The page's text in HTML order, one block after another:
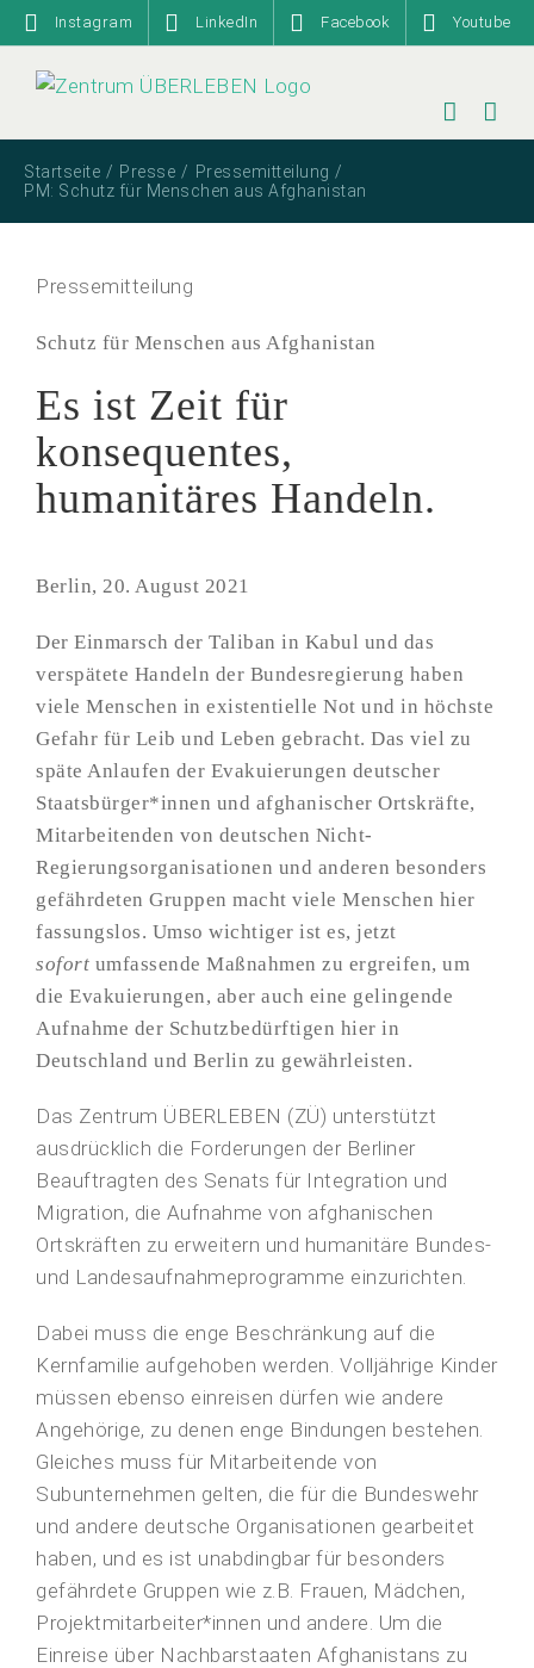
Zum
Inhalt
springen
Instagram LinkedIn Facebook Youtube
Startseite Presse
Pressemitteilung
PM: Schutz für Menschen aus Afghanistan
Pressemitteilung
Schutz für Menschen aus Afghanistan
Es ist Zeit für
konsequentes,
humanitäres Handeln.
Berlin, 20. August 2021
Der Einmarsch der Taliban in Kabul und das
verspätete Handeln der Bundesregierung haben
viele Menschen in existentielle Not und in höchste
Gefahr für Leib und Leben gebracht. Das viel zu
späte Anlaufen der Evakuierungen deutscher
Staatsbürger*innen und afghanischer Ortskräfte,
Mitarbeitenden von deutschen Nicht-
Regierungsorganisationen und anderen besonders
gefährdeten Gruppen macht viele Menschen hier
fassungslos. Umso wichtiger ist es, jetzt
sofort umfassende Maßnahmen zu ergreifen, um
die Evakuierungen, aber auch eine gelingende
Aufnahme der Schutzbedürftigen hier in
Deutschland und Berlin zu gewährleisten.
Das Zentrum ÜBERLEBEN (ZÜ) unterstützt
ausdrücklich die Forderungen der Berliner
Beauftragten des Senats für Integration und
Migration, die Aufnahme von afghanischen
Ortskräften zu erweitern und humanitäre Bundes-
und Landesaufnahmeprogramme einzurichten.
Dabei muss die enge Beschränkung auf die
Kernfamilie aufgehoben werden. Volljährige Kinder
müssen ebenso einreisen dürfen wie andere
Angehörige, zu denen enge Bindungen bestehen.
Gleiches muss für Mitarbeitende von
Subunternehmen gelten, die für die Bundeswehr
und andere deutsche Organisationen gearbeitet
haben, und es ist unabdingbar für besonders
gefährdete Gruppen wie z.B. Frauen, Mädchen,
Projektmitarbeiter*innen und andere. Um die
Einreise über Nachbarstaaten Afghanistans zu